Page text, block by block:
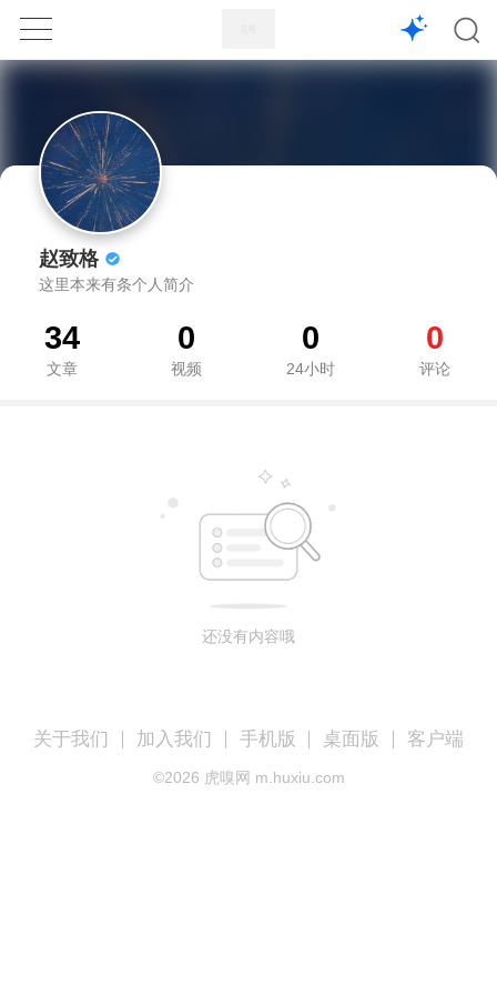
1X
赵致格
这里本来有条个人简介
34
文章
0
视频
0
24小时
0
评论
还没有内容哦
关于我们 加入我们 手机版 桌面版 客户端
©2026 虎嗅网 m.huxiu.com